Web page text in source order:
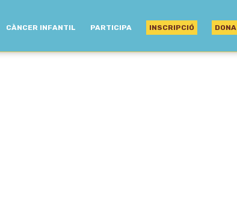
CÀNCER INFANTIL PARTICIPA INSCRIPCIÓ DONA